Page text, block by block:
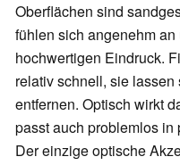
Oberflächen sind
fühlen sich angenehm
hochwertigen Eindruck.
relativ schnell, sie
entfernen. Optisch wirkt
passt auch problemlos
Der einzige optische